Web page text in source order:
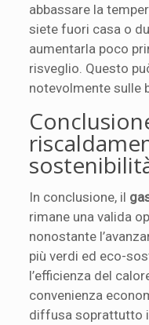
abbassare la
siete fuori casa o
aumentarla poco
risveglio. Questo
notevolmente sulle
In conclusione, il
rimane una valida
nonostante
più verdi ed eco-
l’efficienza del
convenienza
diffusa soprattutto